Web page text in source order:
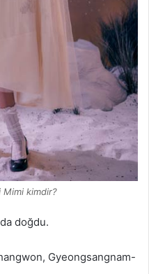
Mimi kimdir?
doğdu.
Gyeongsangnam-